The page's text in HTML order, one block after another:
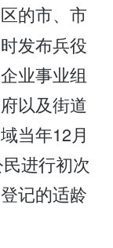
的市、市
发布兵役
业事业组
以及街道
当年12月
进行初次
记的适龄